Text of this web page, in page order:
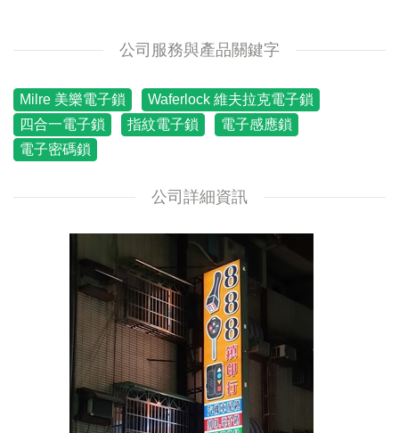
公司服務與產品關鍵字
Milre 美樂電子鎖
Waferlock 維夫拉克電子鎖
四合一電子鎖
指紋電子鎖
電子感應鎖
電子密碼鎖
公司詳細資訊